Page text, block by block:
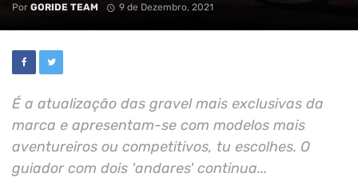
Por GORIDE TEAM 9 de Dezembro, 2021
É a atualização das gravel mais exclusivas da
marca e apresentam-se com modelos mais
aventureiros ou competitivos, tu escolhes. O
guiador com dois 'andares' continua...